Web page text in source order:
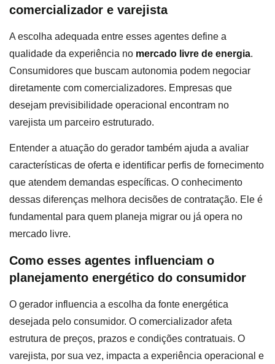
comercializador e varejista
A escolha adequada entre esses agentes define a
qualidade da experiência no mercado livre de energia.
Consumidores que buscam autonomia podem negociar
diretamente com comercializadores. Empresas que
desejam previsibilidade operacional encontram no
varejista um parceiro estruturado.
Entender a atuação do gerador também ajuda a avaliar
características de oferta e identificar perfis de fornecimento
que atendem demandas específicas. O conhecimento
dessas diferenças melhora decisões de contratação. Ele é
fundamental para quem planeja migrar ou já opera no
mercado livre.
Como esses agentes influenciam o
planejamento energético do consumidor
O gerador influencia a escolha da fonte energética
desejada pelo consumidor. O comercializador afeta
estrutura de preços, prazos e condições contratuais. O
varejista, por sua vez, impacta a experiência operacional e